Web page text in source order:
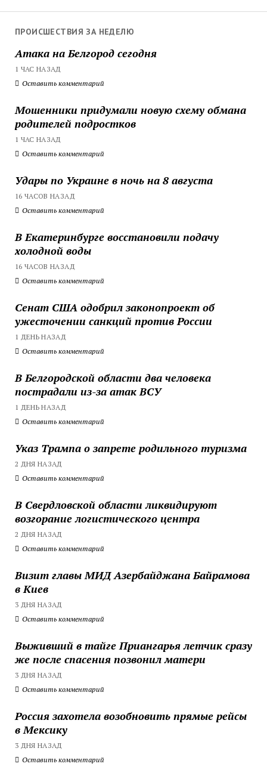
ПРОИСШЕСТВИЯ ЗА НЕДЕЛЮ
Атака на Белгород сегодня
1 ЧАС НАЗАД
Оставить комментарий
Мошенники придумали новую схему обмана
родителей подростков
1 ЧАС НАЗАД
Оставить комментарий
Удары по Украине в ночь на 8 августа
16 ЧАСОВ НАЗАД
Оставить комментарий
В Екатеринбурге восстановили подачу
холодной воды
16 ЧАСОВ НАЗАД
Оставить комментарий
Сенат США одобрил законопроект об
ужесточении санкций против России
1 ДЕНЬ НАЗАД
Оставить комментарий
В Белгородской области два человека
пострадали из-за атак ВСУ
1 ДЕНЬ НАЗАД
Оставить комментарий
Указ Трампа о запрете родильного туризма
2 ДНЯ НАЗАД
Оставить комментарий
В Свердловской области ликвидируют
возгорание логистического центра
2 ДНЯ НАЗАД
Оставить комментарий
Визит главы МИД Азербайджана Байрамова
в Киев
3 ДНЯ НАЗАД
Оставить комментарий
Выживший в тайге Приангарья летчик сразу
же после спасения позвонил матери
3 ДНЯ НАЗАД
Оставить комментарий
Россия захотела возобновить прямые рейсы
в Мексику
3 ДНЯ НАЗАД
Оставить комментарий